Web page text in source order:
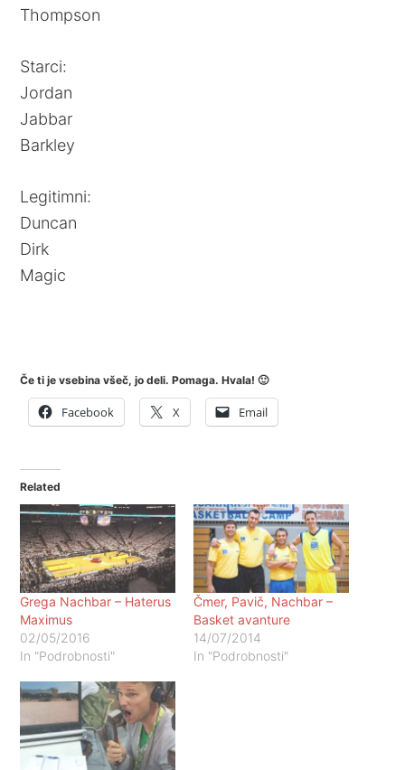
Thompson
Starci:
Jordan
Jabbar
Barkley
Legitimni:
Duncan
Dirk
Magic
Če ti je vsebina všeč, jo deli. Pomaga. Hvala! 🙂
Facebook X Email
Related
Grega Nachbar – Haterus
Maximus
02/05/2016
In "Podrobnosti"
Čmer, Pavič, Nachbar –
Basket avanture
14/07/2014
In "Podrobnosti"